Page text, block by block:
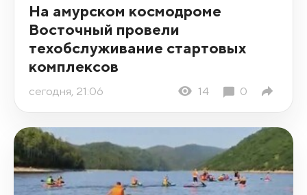
На амурском космодроме
Восточный провели
техобслуживание стартовых
комплексов
сегодня, 21:06 14 0